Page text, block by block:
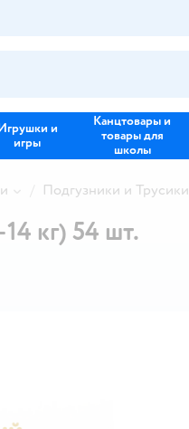
и
игры
Канцтовары и
товары для
школы
Подгузники и Трусики
кг) 54 шт.